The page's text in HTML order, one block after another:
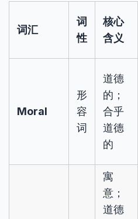
词汇
词
性
核心
含义
Moral
形
容
词
道德
的；
合乎
道德
的
寓
意；
道德